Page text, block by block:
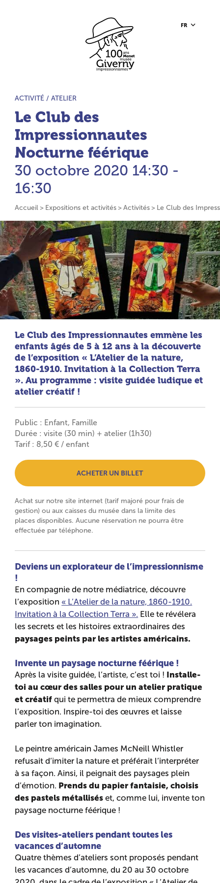
FR
Accueil du site
TYPE D’ACTIVITÉ :
ACTIVITÉ /ATELIER
Le Club des
Impressionnautes
Nocturne féérique
30 octobre 2020 14:30 -
16:30
Accueil Expositions et activités Activités Le Club des
Le Club des Impressionnautes emmène les
enfants âgés de 5 à 12 ans à la découverte
de l’exposition « L’Atelier de la nature,
1860-1910. Invitation à la Collection Terra
». Au programme : visite guidée ludique et
atelier créatif !
Public : Enfant, Famille
Durée : visite (30 min) + atelier (1h30)
Tarif : 8,50 € / enfant
ACHETER UN BILLET
Achat sur notre site internet (tarif majoré pour frais de
gestion) ou aux caisses du musée dans la limite des
places disponibles. Aucune réservation ne pourra être
effectuée par téléphone.
Deviens un explorateur de l’impressionnisme
!
En compagnie de notre médiatrice, découvre
l’exposition « L’Atelier de la nature, 1860-1910.
Invitation à la Collection Terra ». Elle te révélera
les secrets et les histoires extraordinaires des
paysages peints par les artistes américains.
Invente un paysage nocturne féérique !
Après la visite guidée, l’artiste, c’est toi ! Installe-
toi au cœur des salles pour un atelier pratique
et créatif qui te permettra de mieux comprendre
l’exposition. Inspire-toi des œuvres et laisse
parler ton imagination.
Le peintre américain James McNeill Whistler
refusait d’imiter la nature et préférait l’interpréter
à sa façon. Ainsi, il peignait des paysages plein
d’émotion. Prends du papier fantaisie, choisis
des pastels métallisés et, comme lui, invente ton
paysage nocturne féérique !
Des visites-ateliers pendant toutes les
vacances d’automne
Quatre thèmes d’ateliers sont proposés pendant
les vacances d’automne, du 20 au 30 octobre